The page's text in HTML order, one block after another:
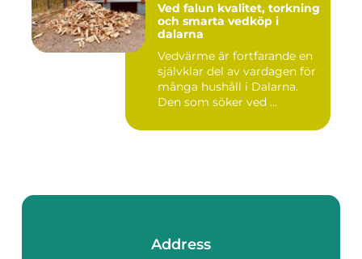
Ved falun kvalitet, torkning
och smarta vedköp i
dalarna
Vedvärme är fortfarande en
självklar del av vardagen för
många hushåll i Dalarna.
Den som söker ved ...
Address